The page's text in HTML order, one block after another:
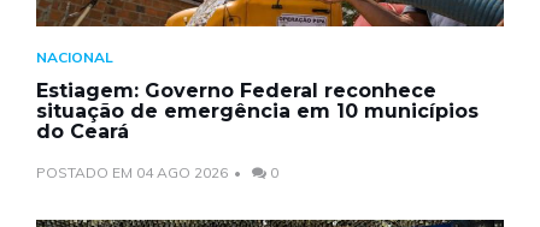
NACIONAL
Estiagem: Governo Federal reconhece
situação de emergência em 10 municípios
do Ceará
POSTADO EM 04 AGO 2026 0